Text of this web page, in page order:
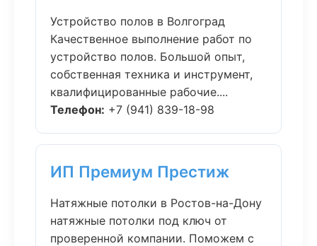
Устройство полов в Волгоград
Качественное выполнение работ по
устройство полов. Большой опыт,
собственная техника и инструмент,
квалифицированные рабочие....
Телефон: +7 (941) 839-18-98
ИП Премиум Престиж
Натяжные потолки в Ростов-на-Дону
натяжные потолки под ключ от
проверенной компании. Поможем с